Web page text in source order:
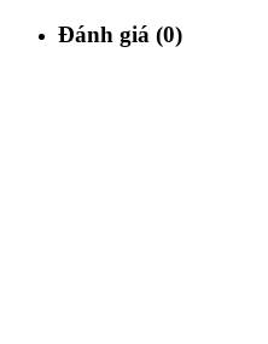
Đánh giá (0)